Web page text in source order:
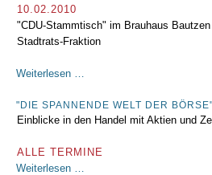
10.02.2010
"CDU-Stammtisch" im Brauhaus
Stadtrats-Fraktion
Weiterlesen …
Krise
schon
"DIE SPANNENDE WELT DER BÖRSE"
Einblicke in den Handel mit Aktien und
ALLE TERMINE
Weiterlesen …